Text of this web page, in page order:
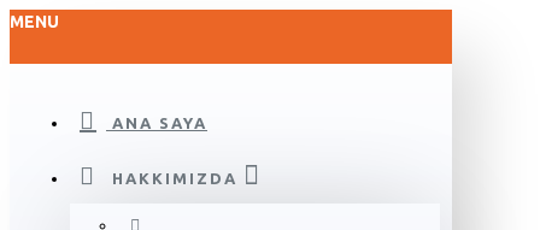
MENU
ANA SAYA
HAKKIMIZDA